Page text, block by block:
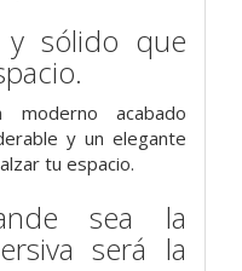
y sólido que
acabado
y un elegante
tu espacio.
sea la
será la